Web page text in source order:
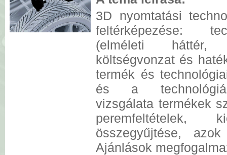
3D nyomtatási
feltérképezése:
(elméleti háttér,
költségvonzat és
termék és
és a technológiák
vizsgálata termékek
peremfeltételek,
összegyűjtése,
Ajánlások